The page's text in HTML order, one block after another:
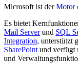
Microsoft ist derMotor
Es bietet
Mail Serverund SQL
Integration, unterstützt
SharePoint und verfügt
und